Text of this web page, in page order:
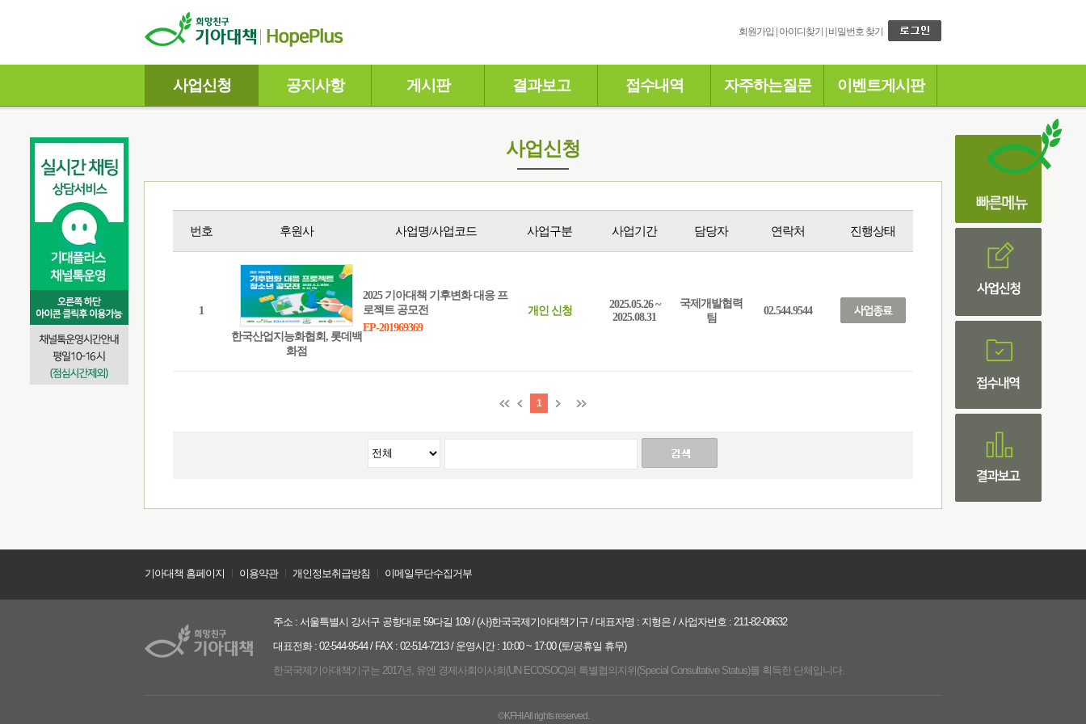
회원가입 아이디찾기 비밀번호 찾기
사업신청 공지사항 게시판 결과보고 접수내역 자주하는질문 이벤트게시판
사업신청
번호 후원사 사업명/사업코드 사업구분 사업기간 담당자 연락처 진행상태
1
한국산업지능화협회, 롯데백
화점
2025 기아대책 기후변화 대응 프
로젝트 공모전
EP-201969369
개인 신청
2025.05.26 ~
2025.08.31
국제개발협력
팀
02.544.9544
1
기아대책 홈페이지 이용약관 개인정보취급방침 이메일무단수집거부
주소 : 서울특별시 강서구 공항대로 59다길 109 / (사)한국국제기아대책기구 / 대표자명 : 지형은 / 사업자번호 : 211-82-08632
대표전화 : 02-544-9544 / FAX : 02-514-7213 / 운영시간 : 10:00 ~ 17:00 (토/공휴일 휴무)
한국국제기아대책기구는 2017년, 유엔 경제사회이사회(UN ECOSOC)의 특별협의지위(Special Consultative Status)를 획득한 단체입니다.
©KFHI All rights reserved.